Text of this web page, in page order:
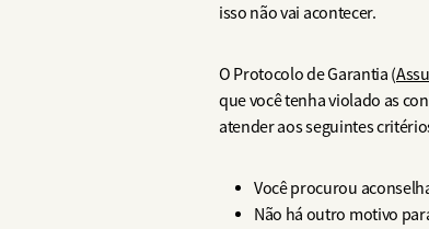
isso não vai acontecer.
O Protocolo de Garantia (
que você tenha violado as
atender aos seguintes
Você procurou
Não há outro motivo